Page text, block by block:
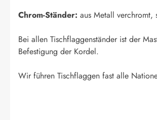
Chrom-Ständer: aus Metall verchromt,
Bei allen Tischflaggenständer ist der
Befestigung der Kordel.
Wir führen Tischflaggen fast alle